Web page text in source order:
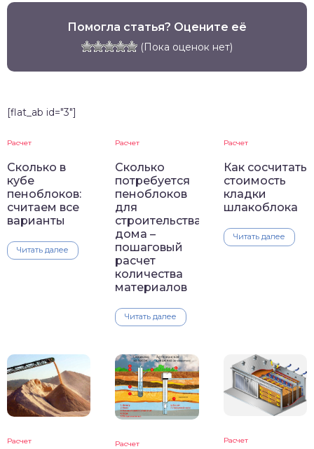
Помогла статья? Оцените её
(Пока оценок нет)
[flat_ab id="3"]
Расчет
Сколько в
кубе
пеноблоков:
считаем все
варианты
Читать далее
Расчет
Сколько
потребуется
пеноблоков
для
строительства
дома –
пошаговый
расчет
количества
материалов
Читать далее
Расчет
Как сосчитать
стоимость
кладки
шлакоблока
Читать далее
Расчет Расчет Расчет